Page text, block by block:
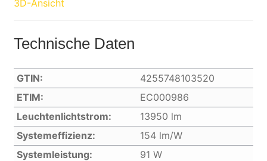
3D-Ansicht
Technische Daten
GTIN:
4255748103520
ETIM:
EC000986
Leuchtenlichtstrom:
13950 lm
Systemeffizienz:
154 lm/W
Systemleistung:
91 W